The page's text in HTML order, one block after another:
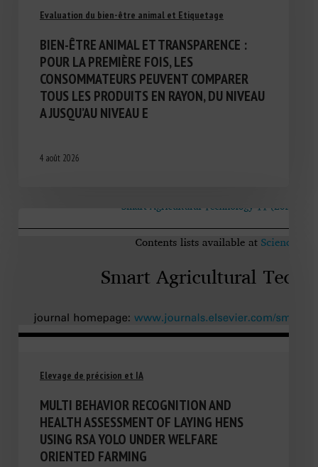
Evaluation du bien-être animal et Etiquetage
BIEN-ÊTRE ANIMAL ET TRANSPARENCE :
POUR LA PREMIÈRE FOIS, LES
CONSOMMATEURS PEUVENT COMPARER
TOUS LES PRODUITS EN RAYON, DU NIVEAU
A JUSQU’AU NIVEAU E
4 août 2026
Elevage de précision et IA
MULTI BEHAVIOR RECOGNITION AND
HEALTH ASSESSMENT OF LAYING HENS
USING RSA YOLO UNDER WELFARE
ORIENTED FARMING